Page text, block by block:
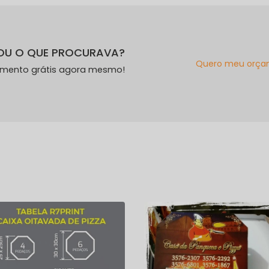
O QUE PROCURAVA?
grátis agora mesmo!
Quero meu